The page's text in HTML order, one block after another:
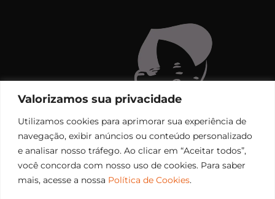
Valorizamos sua privacidade
Utilizamos cookies para aprimorar sua experiência de
navegação, exibir anúncios ou conteúdo personalizado
e analisar nosso tráfego. Ao clicar em “Aceitar todos”,
você concorda com nosso uso de cookies. Para saber
mais, acesse a nossa Política de Cookies.